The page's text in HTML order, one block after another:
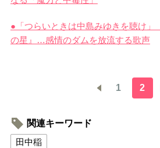
●「つらいときは中島みゆきを聴け」
の星』…感情のダムを放流する歌声
1 2
関連キーワード
田中稲